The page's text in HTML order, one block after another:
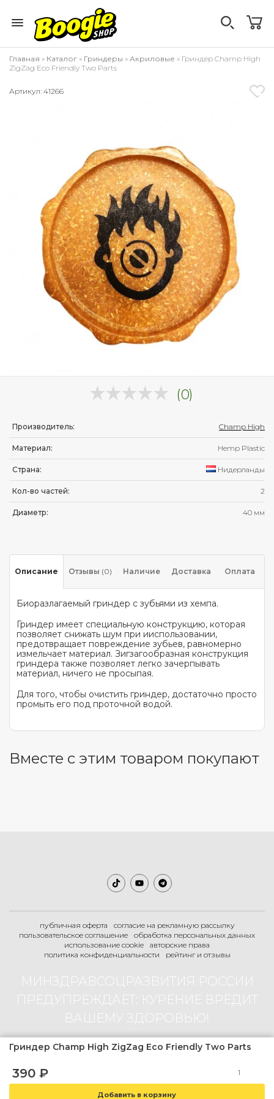
Главная » Каталог » Гриндеры » Акриловые » Гриндер Champ High
ZigZag Eco Friendly Two Parts
Артикул: 41266
(0)
Гриндер Champ High ZigZag Eco Friendly Two Parts
390 ₽
Производитель: Champ High
Материал: Hemp Plastic
Страна: Нидерланды
Кол-во частей: 2
Диаметр: 40 мм
Описание Отзывы (0) Наличие Доставка Оплата
Биоразлагаемый гриндер с зубьями из хемпа.
Гриндер имеет специальную конструкцию, которая
позволяет снижать шум при ииспользовании,
предотвращает повреждение зубьев, равномерно
измельчает материал. Зигзагообразная конструкция
гриндера также позволяет легко зачерпывать
материал, ничего не просыпая.
Для того, чтобы очистить гриндер, достаточно просто
промыть его под проточной водой.
Вместе с этим товаром покупают
публичная оферта
согласие на рекламную рассылку
пользовательское соглашение
обработка персональных данных
использование cookie
авторские права
политика конфиденциальности
рейтинг и отзывы
МИНЗДРАВСОЦРАЗВИТИЯ РОССИИ
ПРЕДУПРЕЖДАЕТ: КУРЕНИЕ ВРЕДИТ
ВАШЕМУ ЗДОРОВЬЮ!
2007-2026 © Boogie-Shop.ru